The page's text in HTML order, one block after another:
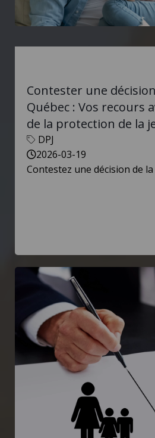
Contester une décision
Québec : Vos recours
de la protection de la
DPJ
2026-03-19
Contestez une décision de la